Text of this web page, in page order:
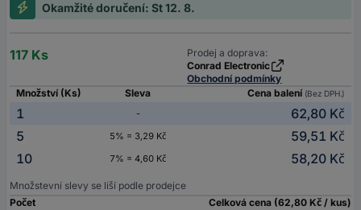
Okamžité doručení: St 12. 8.
117 Ks
Prodej a doprava:
Conrad Electronic
Obchodní podmínky
Množství (Ks)
Sleva Cena balení (Bez DPH.)
1 -
62,80 Kč
5
5% = 3,29 Kč
59,51 Kč
10
7% = 4,60 Kč 58,20 Kč
Množstevní slevy se liší podle prodejce
Počet
Celková cena (62,80 Kč / kus)